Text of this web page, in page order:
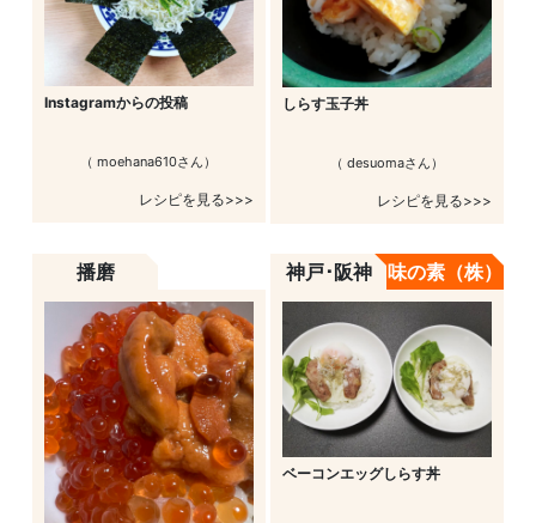
Instagramからの投稿
（ moehana610さん）
レシピを見る>>>
しらす玉子丼
（ desuomaさん）
レシピを見る>>>
播磨 神戸･阪神 味の素（株）
ベーコンエッグしらす丼